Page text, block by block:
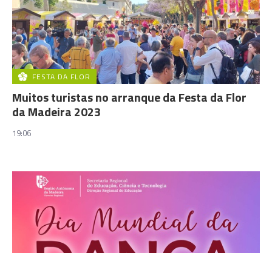
FESTA DA FLOR
Muitos turistas no arranque da Festa da Flor
da Madeira 2023
19:06